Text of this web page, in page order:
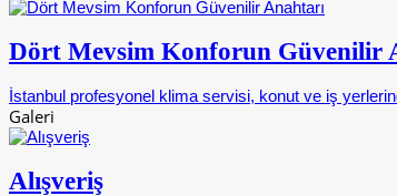
Dört Mevsim Konforun Güvenilir
İstanbul profesyonel klima servisi, konut ve iş
Galeri
Alışveriş